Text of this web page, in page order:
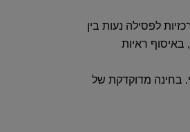
לפסילה נעות בין
באיסוף ראיות
בחינה מדוקדקת של